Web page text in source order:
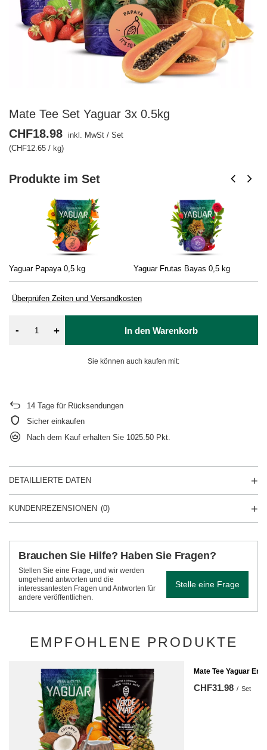
Mate Tee Set Yaguar 3x 0.5kg
Produkte im Set
Yaguar Papaya 0,5 kg Yaguar Frutas Bayas 0,5 kg
Überprüfen Zeiten und Versandkosten
CHF18.98 inkl. MwSt / Set
(CHF12.65 / kg)
- + In den Warenkorb
Sie können auch kaufen mit:
14 Tage für Rücksendungen
Sicher einkaufen
Nach dem Kauf erhalten Sie 1025.50 Pkt.
DETAILLIERTE DATEN
KUNDENREZENSIONEN (0)
Brauchen Sie Hilfe? Haben Sie Fragen?
Stellen Sie eine Frage, und wir werden
umgehend antworten und die
interessantesten Fragen und Antworten für
andere veröffentlichen.
Stelle eine Frage
EMPFOHLENE PRODUKTE
Mate Tee Yaguar
CHF31.98 / Set